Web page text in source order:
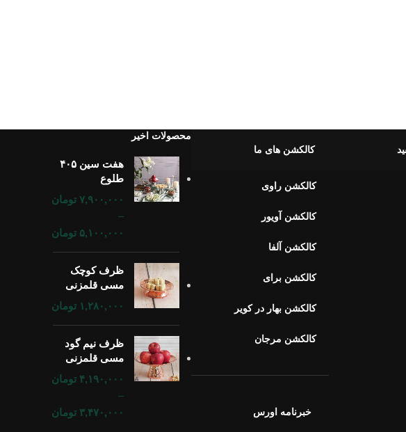
کالکشن های ما
کالکشن راوی
کالکشن آویور
کالکشن آلفا
کالکشن برای
کالکشن بهار در کویر
کالکشن مرجان
خبرنامه اورس
محصولات اخیر
هفت سین ۴۰۵
طلوع
۷,۹۰۰,۰۰۰ تومان
–
۵,۱۰۰,۰۰۰ تومان
ظرف کوچک
مسی قلمزنی
۱,۲۸۰,۰۰۰ تومان
ظرف نیم گود
مسی قلمزنی
۴,۱۹۰,۰۰۰ تومان
–
۳,۴۷۰,۰۰۰ تومان